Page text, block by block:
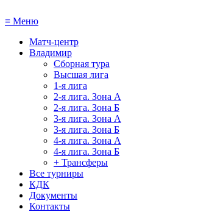
≡ Меню
Матч-центр
Владимир
Сборная тура
Высшая лига
1-я лига
2-я лига. Зона А
2-я лига. Зона Б
3-я лига. Зона А
3-я лига. Зона Б
4-я лига. Зона А
4-я лига. Зона Б
+ Трансферы
Все турниры
КДК
Документы
Контакты